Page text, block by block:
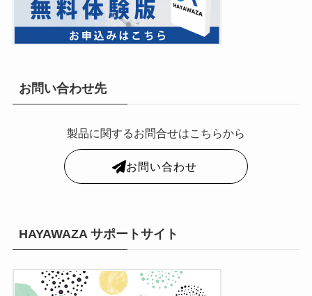
お問い合わせ先
製品に関するお問合せはこちらから
お問い合わせ
HAYAWAZA サポートサイト